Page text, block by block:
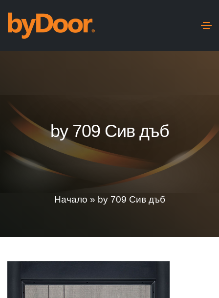
by 709 Сив дъб
Начало » by 709 Сив дъб